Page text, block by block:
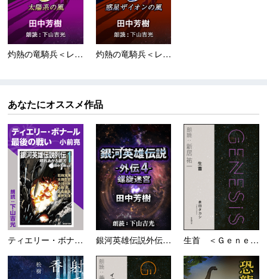
灼熱の竜騎兵＜レッドホ... 灼熱の竜騎兵＜レッドホ...
あなたにオススメ作品
ティエリー・ボナール最後の戦... 銀河英雄伝説外伝 -4- 螺... 生首 ＜Ｇｅｎｅｓｉｓ 一万...